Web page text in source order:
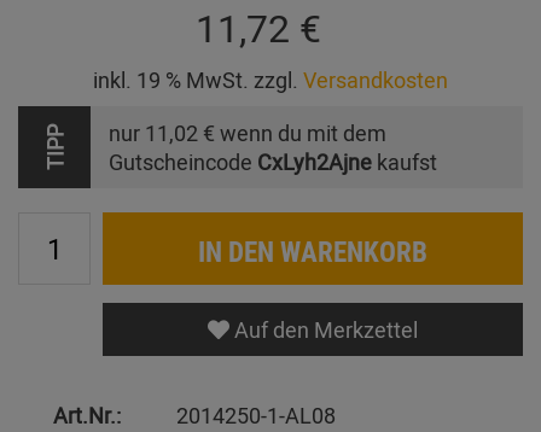
11,72 €
inkl. 19 % MwSt. zzgl. Versandkosten
TIPP nur 11,02 € wenn du mit dem
Gutscheincode CxLyh2Ajne kaufst
IN DEN WARENKORB
Auf den Merkzettel
Art.Nr.:
2014250-1-AL08